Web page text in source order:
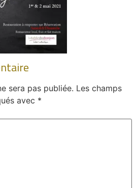
sera pas publiée. Les champs
avec *